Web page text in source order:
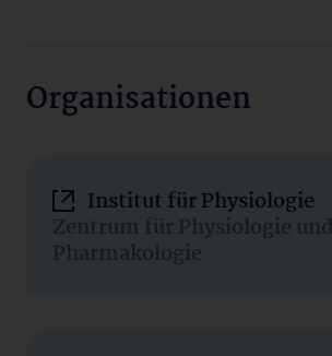
Organisationen
Institut für Physiologie
Zentrum für Physiologie und
Pharmakologie